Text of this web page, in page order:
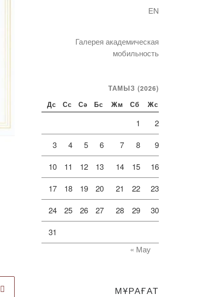
EN
Галерея академическая
мобильность
ТАМЫЗ (2026)
Дс Сс Сә Бс Жм Сб Жс
1 2
3 4 5 6 7 8 9
10 11 12 13 14 15 16
17 18 19 20 21 22 23
24 25 26 27 28 29 30
31
« Мау
МҰРАҒАТ